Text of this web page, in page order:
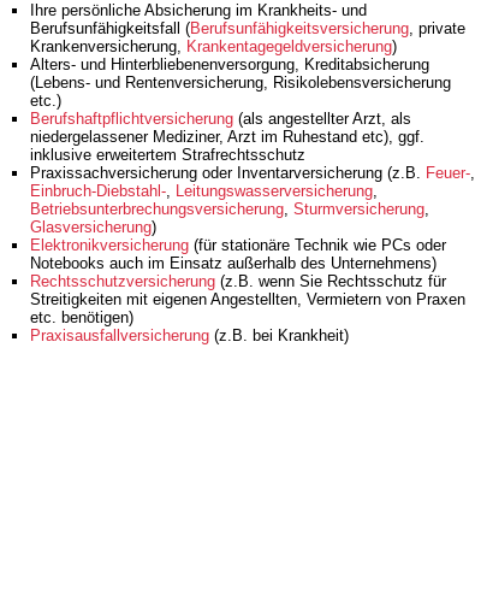
Ihre persönliche Absicherung im Krankheits- und
Berufsunfähigkeitsfall (Berufsunfähigkeitsversicherung, private
Krankenversicherung, Krankentagegeldversicherung)
Alters- und Hinterbliebenenversorgung, Kreditabsicherung
(Lebens- und Rentenversicherung, Risikolebensversicherung
etc.)
Berufshaftpflichtversicherung (als angestellter Arzt, als
niedergelassener Mediziner, Arzt im Ruhestand etc), ggf.
inklusive erweitertem Strafrechtsschutz
Praxissachversicherung oder Inventarversicherung (z.B. Feuer-,
Einbruch-Diebstahl-, Leitungswasserversicherung,
Betriebsunterbrechungsversicherung, Sturmversicherung,
Glasversicherung)
Elektronikversicherung (für stationäre Technik wie PCs oder
Notebooks auch im Einsatz außerhalb des Unternehmens)
Rechtsschutzversicherung (z.B. wenn Sie Rechtsschutz für
Streitigkeiten mit eigenen Angestellten, Vermietern von Praxen
etc. benötigen)
Praxisausfallversicherung (z.B. bei Krankheit)